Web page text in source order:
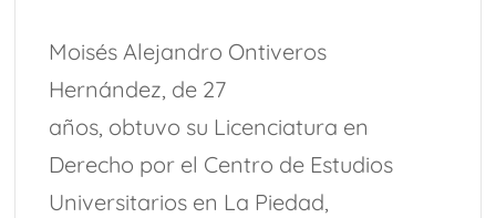
Moisés Alejandro Ontiveros
Hernández, de 27
años, obtuvo su Licenciatura en
Derecho por el Centro de Estudios
Universitarios en La Piedad,